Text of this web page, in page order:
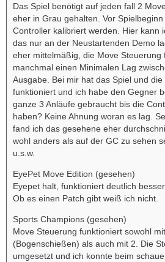
Das Spiel benötigt auf jeden fall 2
eher in Grau gehalten. Vor
Controller kalibriert werden. Hier kann
das nur an der Neustartenden Demo
eher mittelmäßig, die Move Steuerung
manchmal einen Minimalen Lag
Ausgabe. Bei mir hat das Spiel und
funktioniert und ich habe den Gegner
ganze 3 Anläufe gebraucht bis die
haben? Keine Ahnung woran es lag.
fand ich das gesehene eher
wohl anders als auf der GC zu sehen
u.s.w.
EyePet Move Edition (gesehen)
Eyepet halt, funktioniert deutlich
Ob es einen Patch gibt weiß ich nicht.
Sports Champions (gesehen)
Move Steuerung funktioniert sowohl
(Bogenschießen) als auch mit 2. Die
umgesetzt und ich konnte beim